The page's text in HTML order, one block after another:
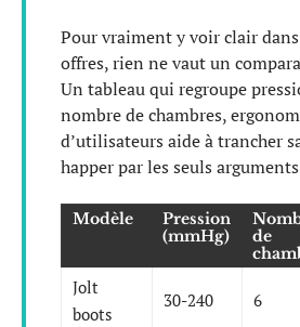
Pour vraiment y voir clair
offres, rien ne vaut un
Un tableau qui regroupe
nombre de chambres,
d’utilisateurs aide à trancher
happer par les seuls
Modèle
Pression
(mmHg)
de
Jolt
boots
30-240 6